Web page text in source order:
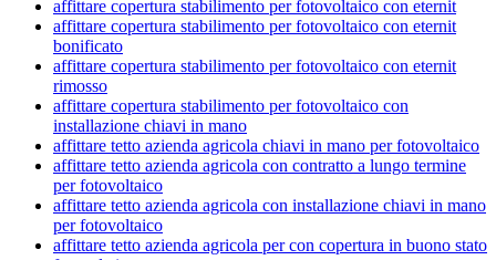
affittare copertura stabilimento per fotovoltaico con eternit
affittare copertura stabilimento per fotovoltaico con eternit
bonificato
affittare copertura stabilimento per fotovoltaico con eternit
rimosso
affittare copertura stabilimento per fotovoltaico con
installazione chiavi in mano
affittare tetto azienda agricola chiavi in mano per fotovoltaico
affittare tetto azienda agricola con contratto a lungo termine
per fotovoltaico
affittare tetto azienda agricola con installazione chiavi in mano
per fotovoltaico
affittare tetto azienda agricola per con copertura in buono stato